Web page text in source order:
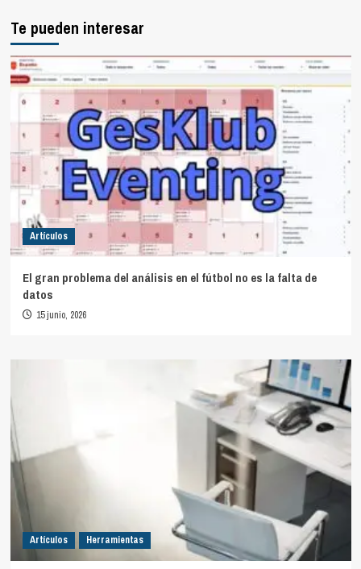
Te pueden interesar
Artículos
El gran problema del análisis en el fútbol no es la falta de
datos
15 junio, 2026
Artículos Herramientas